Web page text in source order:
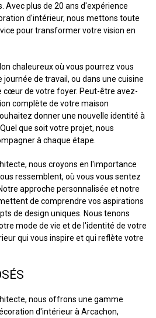
Avec plus de 20 ans d'expérience
d'intérieur, nous mettons toute
pour transformer votre vision en
chaleureux où vous pourrez vous
de travail, ou dans une cuisine
cœur de votre foyer. Peut-être avez-
complète de votre maison
donner une nouvelle identité à
que soit votre projet, nous
à chaque étape.
nous croyons en l'importance
ressemblent, où vous vous sentez
approche personnalisée et notre
de comprendre vos aspirations
de design uniques. Nous tenons
mode de vie et de l'identité de votre
qui vous inspire et qui reflète votre
nous offrons une gamme
d'intérieur à Arcachon,